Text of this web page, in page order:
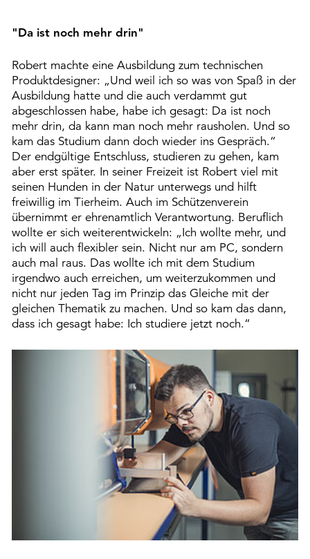
"Da ist noch mehr drin"
Robert machte eine Ausbildung zum technischen
Produktdesigner: „Und weil ich so was von Spaß in der
Ausbildung hatte und die auch verdammt gut
abgeschlossen habe, habe ich gesagt: Da ist noch
mehr drin, da kann man noch mehr rausholen. Und so
kam das Studium dann doch wieder ins Gespräch.“
Der endgültige Entschluss, studieren zu gehen, kam
aber erst später. In seiner Freizeit ist Robert viel mit
seinen Hunden in der Natur unterwegs und hilft
freiwillig im Tierheim. Auch im Schützenverein
übernimmt er ehrenamtlich Verantwortung. Beruflich
wollte er sich weiterentwickeln: „Ich wollte mehr, und
ich will auch flexibler sein. Nicht nur am PC, sondern
auch mal raus. Das wollte ich mit dem Studium
irgendwo auch erreichen, um weiterzukommen und
nicht nur jeden Tag im Prinzip das Gleiche mit der
gleichen Thematik zu machen. Und so kam das dann,
dass ich gesagt habe: Ich studiere jetzt noch.“